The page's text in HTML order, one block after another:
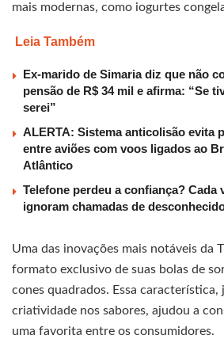
mais modernas, como iogurtes
Leia Também
Ex-marido de Simaria diz que não
pensão de R$ 34 mil e afirma: “Se
serei”
ALERTA: Sistema anticolisão evita
entre aviões com voos ligados ao
Atlântico
Telefone perdeu a confiança? Cada
ignoram chamadas de
Uma das inovações mais notáveis da
formato exclusivo de suas bolas de
cones quadrados. Essa característica,
criatividade nos sabores, ajudou a
uma favorita entre os consumidores.